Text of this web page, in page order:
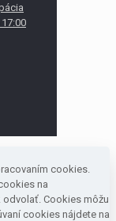
cookies.
na
odvolať. Cookies môžu
cookies nájdete na